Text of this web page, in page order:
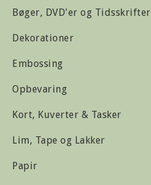
Bøger, DVD'er og Tidsskrifter
Dekorationer
Embossing
Opbevaring
Kort, Kuverter & Tasker
Lim, Tape og Lakker
Papir